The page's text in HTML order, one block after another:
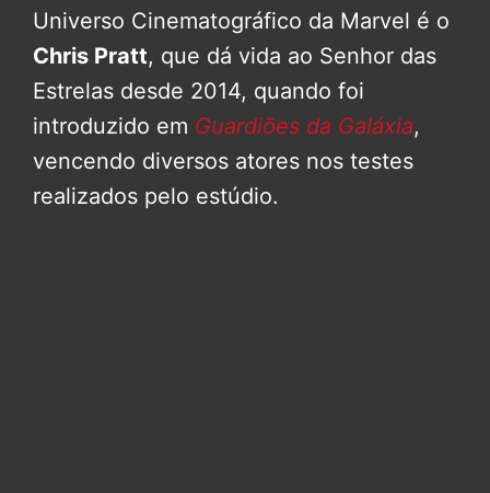
Universo Cinematográfico da Marvel é o
Chris Pratt, que dá vida ao Senhor das
Estrelas desde 2014, quando foi
introduzido em Guardiões da Galáxia,
vencendo diversos atores nos testes
realizados pelo estúdio.